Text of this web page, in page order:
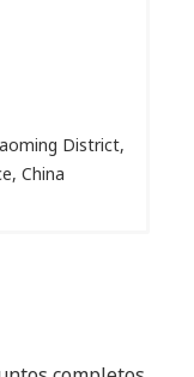
District,
China